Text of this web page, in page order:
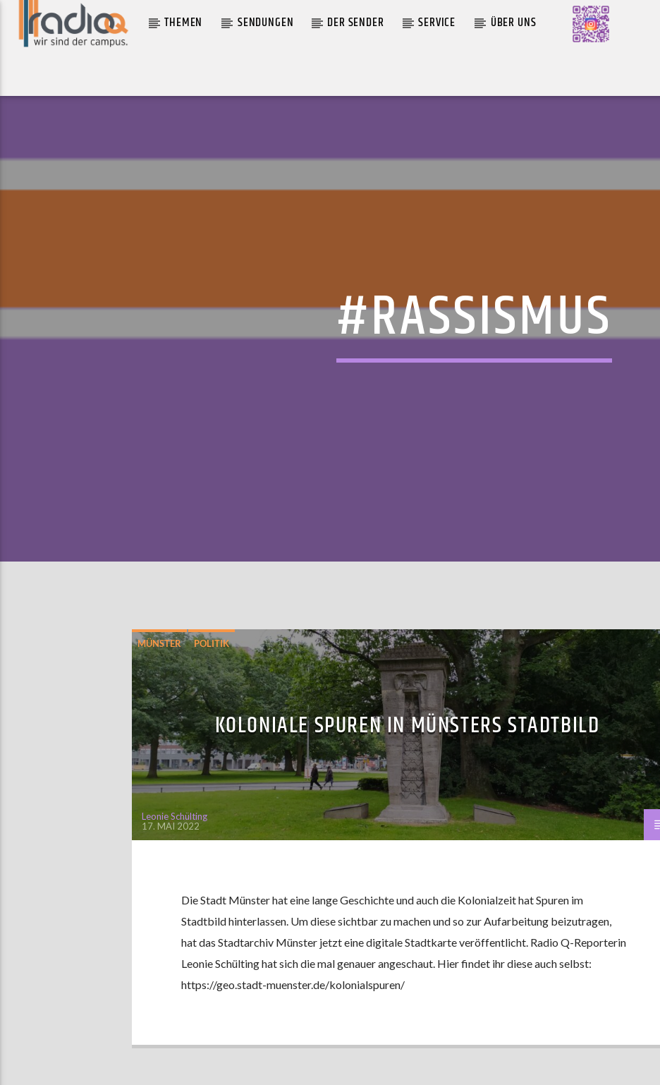
THEMEN SENDUNGEN DER SENDER SERVICE ÜBER UNS
#RASSISMUS
MÜNSTER POLITIK
KOLONIALE SPUREN IN MÜNSTERS STADTBILD
Leonie Schülting
17. MAI 2022
Die Stadt Münster hat eine lange Geschichte und auch die Kolonialzeit hat Spuren im
Stadtbild hinterlassen. Um diese sichtbar zu machen und so zur Aufarbeitung beizutragen,
hat das Stadtarchiv Münster jetzt eine digitale Stadtkarte veröffentlicht. Radio Q-Reporterin
Leonie Schülting hat sich die mal genauer angeschaut. Hier findet ihr diese auch selbst:
https://geo.stadt-muenster.de/kolonialspuren/